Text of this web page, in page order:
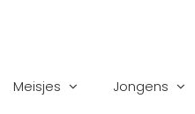
Meisjes Jongens